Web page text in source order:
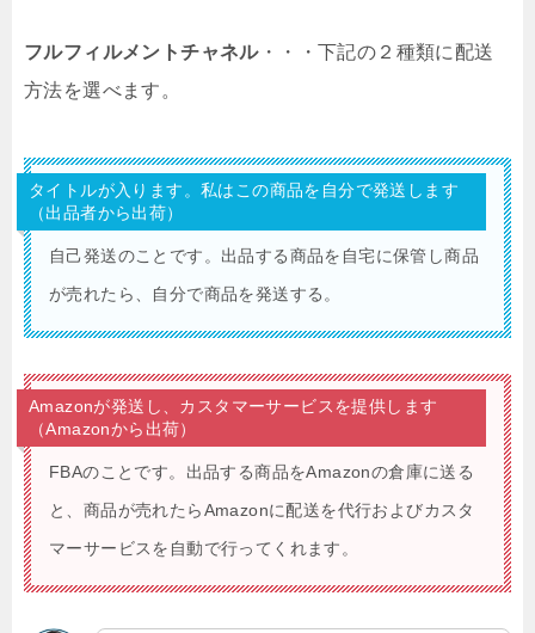
フルフィルメントチャネル・・・下記の２種類に配送
方法を選べます。
タイトルが入ります。私はこの商品を自分で発送します
（出品者から出荷）
自己発送のことです。出品する商品を自宅に保管し商品
が売れたら、自分で商品を発送する。
Amazonが発送し、カスタマーサービスを提供します
（Amazonから出荷）
FBAのことです。出品する商品をAmazonの倉庫に送る
と、商品が売れたらAmazonに配送を代行およびカスタ
マーサービスを自動で行ってくれます。